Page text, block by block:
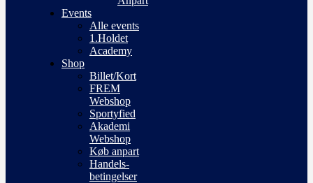
Events
Alle events
1.Holdet
Academy
Shop
Billet/Kort
FREM
Webshop
Sportyfied
Akademi
Webshop
Køb anpart
Handels-
betingelser